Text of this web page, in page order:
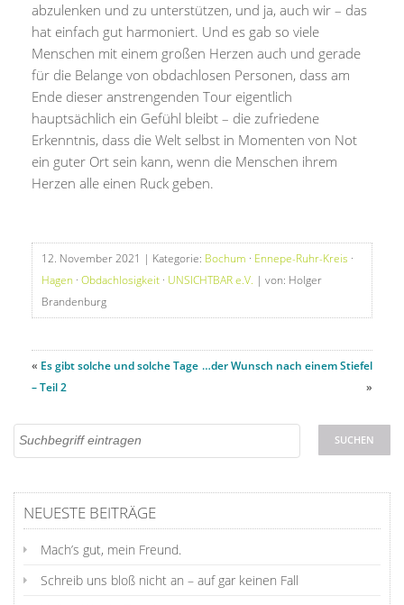
abzulenken und zu unterstützen, und ja, auch wir – das
hat einfach gut harmoniert. Und es gab so viele
Menschen mit einem großen Herzen auch und gerade
für die Belange von obdachlosen Personen, dass am
Ende dieser anstrengenden Tour eigentlich
hauptsächlich ein Gefühl bleibt – die zufriedene
Erkenntnis, dass die Welt selbst in Momenten von Not
ein guter Ort sein kann, wenn die Menschen ihrem
Herzen alle einen Ruck geben.
12. November 2021 | Kategorie: Bochum · Ennepe-Ruhr-Kreis ·
Hagen · Obdachlosigkeit · UNSICHTBAR e.V. | von: Holger
Brandenburg
« Es gibt solche und solche Tage
– Teil 2
…der Wunsch nach einem Stiefel
»
NEUESTE BEITRÄGE
Mach’s gut, mein Freund.
Schreib uns bloß nicht an – auf gar keinen Fall